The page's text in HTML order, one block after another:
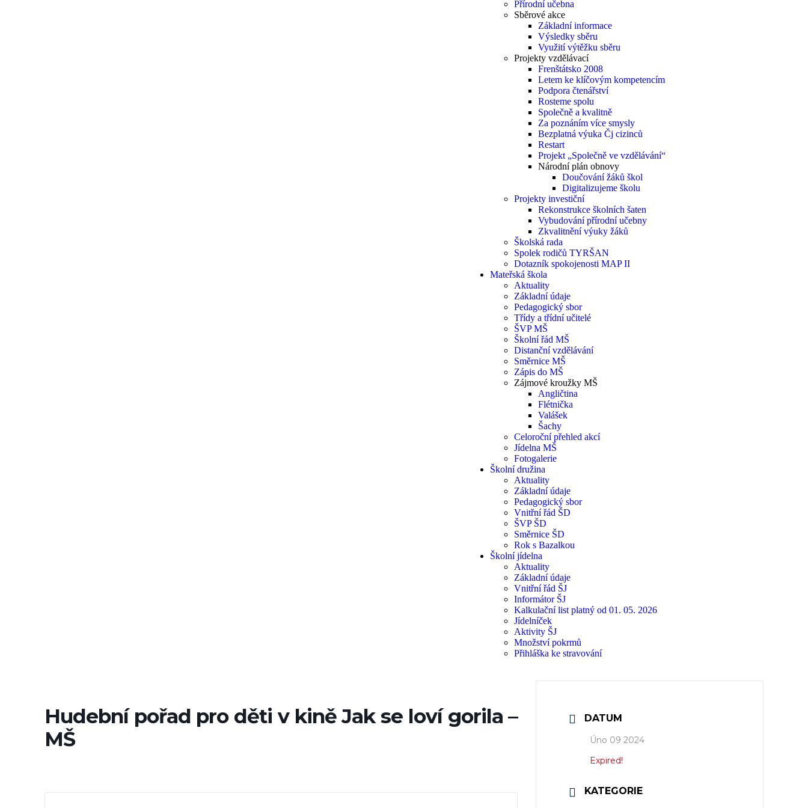
Přírodní učebna
Sběrové akce
Základní informace
Výsledky sběru
Využití výtěžku sběru
Projekty vzdělávací
Frenštátsko 2008
Letem ke klíčovým kompetencím
Podpora čtenářství
Rosteme spolu
Společně a kvalitně
Za poznáním více smysly
Bezplatná výuka Čj cizinců
Restart
Projekt „Společně ve vzdělávání“
Národní plán obnovy
Doučování žáků škol
Digitalizujeme školu
Projekty investiční
Rekonstrukce školních šaten
Vybudování přírodní učebny
Zkvalitnění výuky žáků
Školská rada
Spolek rodičů TYRŠAN
Dotazník spokojenosti MAP II
Mateřská škola
Aktuality
Základní údaje
Pedagogický sbor
Třídy a třídní učitelé
ŠVP MŠ
Školní řád MŠ
Distanční vzdělávání
Směrnice MŠ
Zápis do MŠ
Zájmové kroužky MŠ
Angličtina
Flétnička
Valášek
Šachy
Celoroční přehled akcí
Jídelna MŠ
Fotogalerie
Školní družina
Aktuality
Základní údaje
Pedagogický sbor
Vnitřní řád ŠD
ŠVP ŠD
Směrnice ŠD
Rok s Bazalkou
Školní jídelna
Aktuality
Základní údaje
Vnitřní řád ŠJ
Informátor ŠJ
Kalkulační list platný od 01. 05. 2026
Jídelníček
Aktivity ŠJ
Množství pokrmů
Přihláška ke stravování
Hudební pořad pro děti v kině Jak se loví gorila –
MŠ
DATUM
Úno 09 2024
Expired!
KATEGORIE